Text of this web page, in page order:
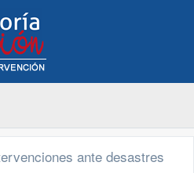
ante desastres